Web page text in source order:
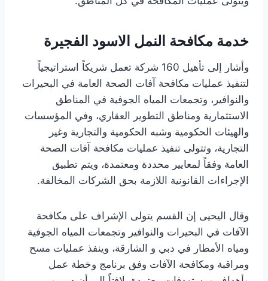
خدمة مكافحة النمل الاسود الفجيرة
وأشار إلى تأهيل 160 شركة تعمل شريكاً استراتيجياً
لتنفيذ عمليات مكافحة آفات الصحة العامة في البحيرات
والنوافير، وتجمعات المياه الجوفية في المناطق
الاستثمارية ومناطق التطوير العقاري، وفي المؤسسات
والهيئات الحكومية وشبه الحكومية والتجارية وغير
التجارية، وتتولى تنفيذ عمليات مكافحة آفات الصحة
العامة وفقاً لمعايير محددة ومعتمدة، ويتم تطبيق
الإجراءات القانونية اللازمة بحق الشركات المخالفة.
وقال اليحيى إن القسم يتولى الإشراف على مكافحة
الآفات في البحيرات والنوافير وتجمعات المياه الجوفية
ومياه الأمطار في دبي و الشارقة، وينفذ عمليات مسح
ومراقبة ومكافحة الآفات وفق برنامج وخطة عمل